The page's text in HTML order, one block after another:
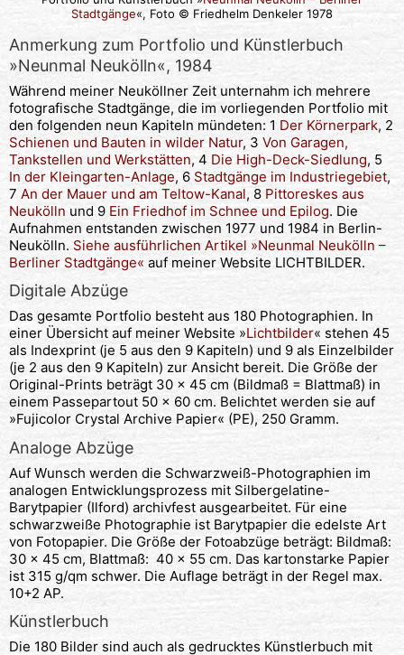
Stadtgänge«, Foto © Friedhelm Denkeler 1978
Anmerkung zum Portfolio und Künstlerbuch
»Neunmal Neukölln«, 1984
Während meiner Neuköllner Zeit unternahm ich mehrere
fotografische Stadtgänge, die im vorliegenden Portfolio mit
den folgenden neun Kapiteln mündeten: 1 Der Körnerpark, 2
Schienen und Bauten in wilder Natur, 3 Von Garagen,
Tankstellen und Werkstätten, 4 Die High-Deck-Siedlung, 5
In der Kleingarten-Anlage, 6 Stadtgänge im Industriegebiet,
7 An der Mauer und am Teltow-Kanal, 8 Pittoreskes aus
Neukölln und 9 Ein Friedhof im Schnee und Epilog. Die
Aufnahmen entstanden zwischen 1977 und 1984 in Berlin-
Neukölln. Siehe ausführlichen Artikel »Neunmal Neukölln –
Berliner Stadtgänge« auf meiner Website LICHTBILDER.
Digitale Abzüge
Das gesamte Portfolio besteht aus 180 Photographien. In
einer Übersicht auf meiner Website »Lichtbilder« stehen 45
als Indexprint (je 5 aus den 9 Kapiteln) und 9 als Einzelbilder
(je 2 aus den 9 Kapiteln) zur Ansicht bereit. Die Größe der
Original-Prints beträgt 30 x 45 cm (Bildmaß = Blattmaß) in
einem Passepartout 50 x 60 cm. Belichtet werden sie auf
»Fujicolor Crystal Archive Papier« (PE), 250 Gramm.
Analoge Abzüge
Auf Wunsch werden die Schwarzweiß-Photographien im
analogen Entwicklungsprozess mit Silbergelatine-
Barytpapier (Ilford) archivfest ausgearbeitet. Für eine
schwarzweiße Photographie ist Barytpapier die edelste Art
von Fotopapier. Die Größe der Fotoabzüge beträgt: Bildmaß:
30 x 45 cm, Blattmaß: 40 x 55 cm. Das kartonstarke Papier
ist 315 g/qm schwer. Die Auflage beträgt in der Regel max.
10+2 AP.
Künstlerbuch
Die 180 Bilder sind auch als gedrucktes Künstlerbuch mit